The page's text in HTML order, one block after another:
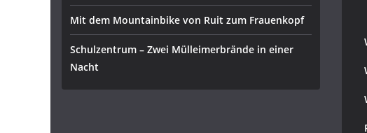
Mit dem Mountainbike von Ruit zum Frauenkopf
Schulzentrum – Zwei Mülleimerbrände in einer
Nacht